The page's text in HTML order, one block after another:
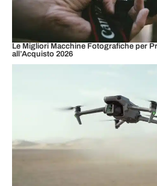
Le Migliori Macchine Fotografiche per
all’Acquisto 2026